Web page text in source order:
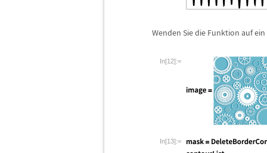
Wenden Sie die Funktion auf
In[12]:=
In[13]:=